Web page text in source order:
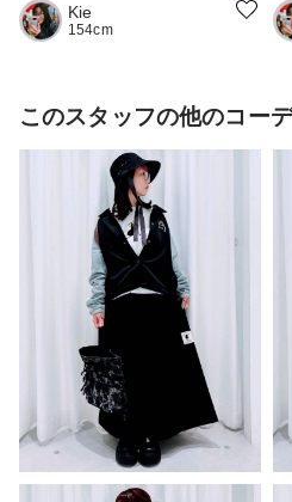
Kie
154cm
このスタッフの他のコー